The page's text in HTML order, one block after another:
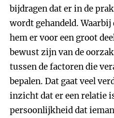
bijdragen dat er in de
wordt gehandeld.
hem er voor een groot
bewust zijn van de
tussen de factoren die
bepalen. Dat gaat veel
inzicht dat er een relatie
persoonlijkheid dat